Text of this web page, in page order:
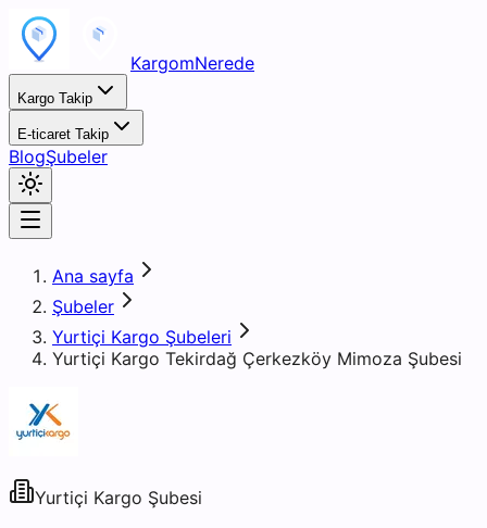
KargomNerede
Kargo Takip
E-ticaret Takip
BlogŞubeler
Ana sayfa
Şubeler
Yurtiçi Kargo Şubeleri
Yurtiçi Kargo Tekirdağ Çerkezköy Mimoza Şubesi
Yurtiçi Kargo Şubesi